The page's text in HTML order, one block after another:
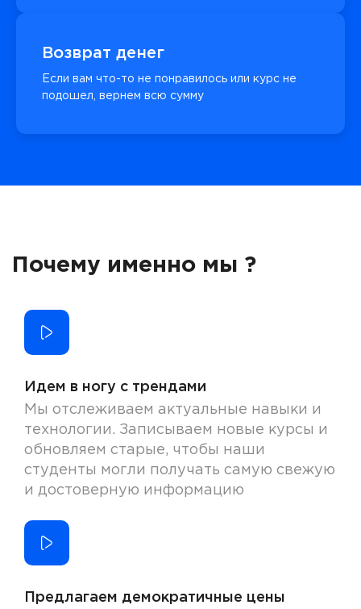
Возврат денег
Если вам что-то не понравилось или курс не
подошел, вернем всю сумму
Почему именно мы ?
Идем в ногу с трендами
Мы отслеживаем актуальные навыки и
технологии. Записываем новые курсы и
обновляем старые, чтобы наши
студенты могли получать самую свежую
и достоверную информацию
Предлагаем демократичные цены